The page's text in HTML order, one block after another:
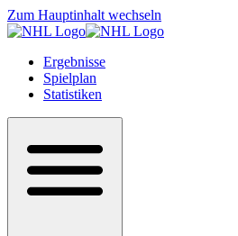
Zum Hauptinhalt wechseln
Ergebnisse
Spielplan
Statistiken